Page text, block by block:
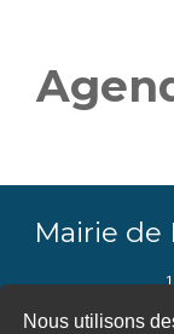
Nous utilisons
Mairie de